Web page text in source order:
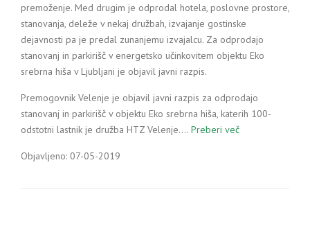
premoženje. Med drugim je odprodal hotela, poslovne prostore,
stanovanja, deleže v nekaj družbah, izvajanje gostinske
dejavnosti pa je predal zunanjemu izvajalcu. Za odprodajo
stanovanj in parkirišč v energetsko učinkovitem objektu Eko
srebrna hiša v Ljubljani je objavil javni razpis.
Premogovnik Velenje je objavil javni razpis za odprodajo
stanovanj in parkirišč v objektu Eko srebrna hiša, katerih 100-
odstotni lastnik je družba HTZ Velenje.… Preberi več
Objavljeno: 07-05-2019